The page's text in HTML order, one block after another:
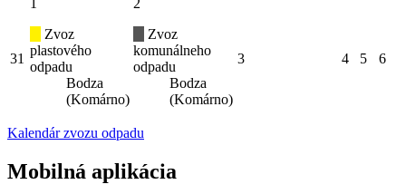
31
1
Zvoz
plastového
odpadu
Bodza
(Komárno)
2
Zvoz
komunálneho
odpadu
Bodza
(Komárno)
3 4 5 6
Kalendár zvozu odpadu
Mobilná aplikácia